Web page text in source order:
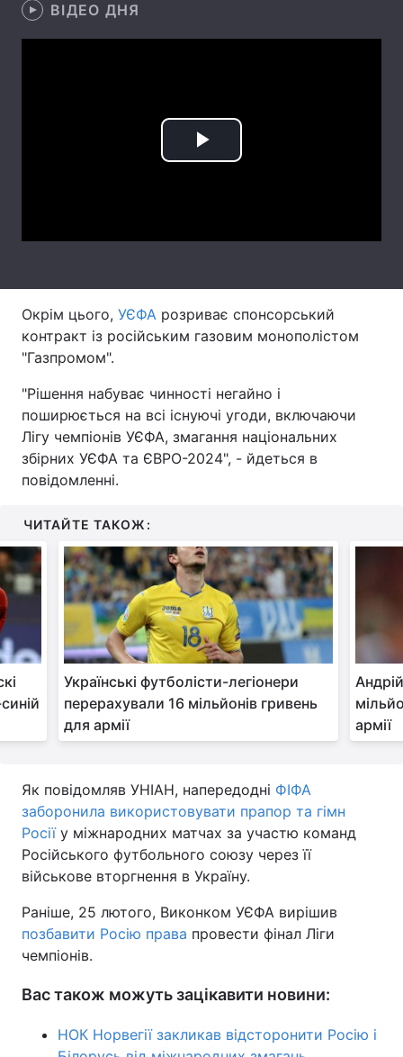
Екологія
Тема оформлення
ВІДЕО ДНЯ
Play
Окрім цього, УЄФА розриває спонсорський
контракт із російським газовим монополістом
"Газпромом".
"Рішення набуває чинності негайно і
поширюється на всі існуючі угоди, включаючи
Лігу чемпіонів УЄФА, змагання національних
збірних УЄФА та ЄВРО-2024", - йдеться в
повідомленні.
ЧИТАЙТЕ ТАКОЖ:
Українські футболісти-легіонери
перерахували 16 мільйонів гривень
для армії
армії
Як повідомляв УНІАН, напередодні ФІФА
заборонила використовувати прапор та гімн
Росії у міжнародних матчах за участю команд
Російського футбольного союзу через її
військове вторгнення в Україну.
Раніше, 25 лютого, Виконком УЄФА вирішив
позбавити Росію права провести фінал Ліги
чемпіонів.
Вас також можуть зацікавити новини:
НОК Норвегії закликав відсторонити Росію і